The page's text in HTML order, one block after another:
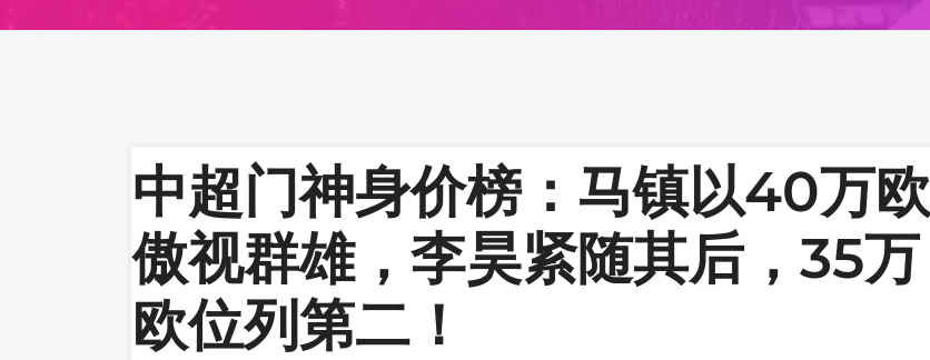
中超门神身价榜：马镇以40万欧
傲视群雄，李昊紧随其后，35万
欧位列第二！